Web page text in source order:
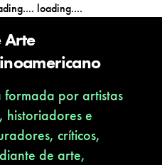
loading....
Arte
formada por artistas
historiadores e
críticos,
de arte,